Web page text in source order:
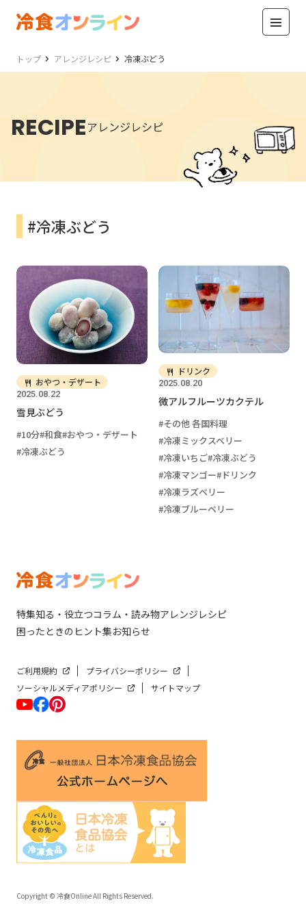
トップ アレンジレシピ 冷凍ぶどう
RECIPEアレンジレシピ
#冷凍ぶどう
2025.08.22
おやつ・デザート
雪見ぶどう
10分 和食 おやつ・デザート
冷凍ぶどう
2025.08.20
ドリンク
微アルフルーツカクテル
その他 各国料理
冷凍ミックスベリー
冷凍いちご 冷凍ぶどう
冷凍マンゴー ドリンク
冷凍ラズベリー
冷凍ブルーベリー
特集知る・役立つコラム・読み物アレンジレシピ
困ったときのヒント集お知らせ
ご利用規約
プライバシーポリシー
ソーシャルメディアポリシー
サイトマップ
Copyright © 冷食Online All Rights Reserved.